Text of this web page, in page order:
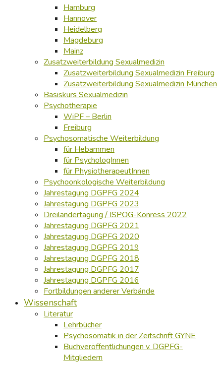
Hamburg
Hannover
Heidelberg
Magdeburg
Mainz
Zusatzweiterbildung Sexualmedizin
Zusatzweiterbildung Sexualmedizin Freiburg
Zusatzweiterbildung Sexualmedizin München
Basiskurs Sexualmedizin
Psychotherapie
WiPF – Berlin
Freiburg
Psychosomatische Weiterbildung
für Hebammen
für PsychologInnen
für PhysiotherapeutInnen
Psychoonkologische Weiterbildung
Jahrestagung DGPFG 2024
Jahrestagung DGPFG 2023
Dreiländertagung / ISPOG-Konress 2022
Jahrestagung DGPFG 2021
Jahrestagung DGPFG 2020
Jahrestagung DGPFG 2019
Jahrestagung DGPFG 2018
Jahrestagung DGPFG 2017
Jahrestagung DGPFG 2016
Fortbildungen anderer Verbände
Wissenschaft
Literatur
Lehrbücher
Psychosomatik in der Zeitschrift GYNE
Buchveröffentlichungen v. DGPFG-
Mitgliedern